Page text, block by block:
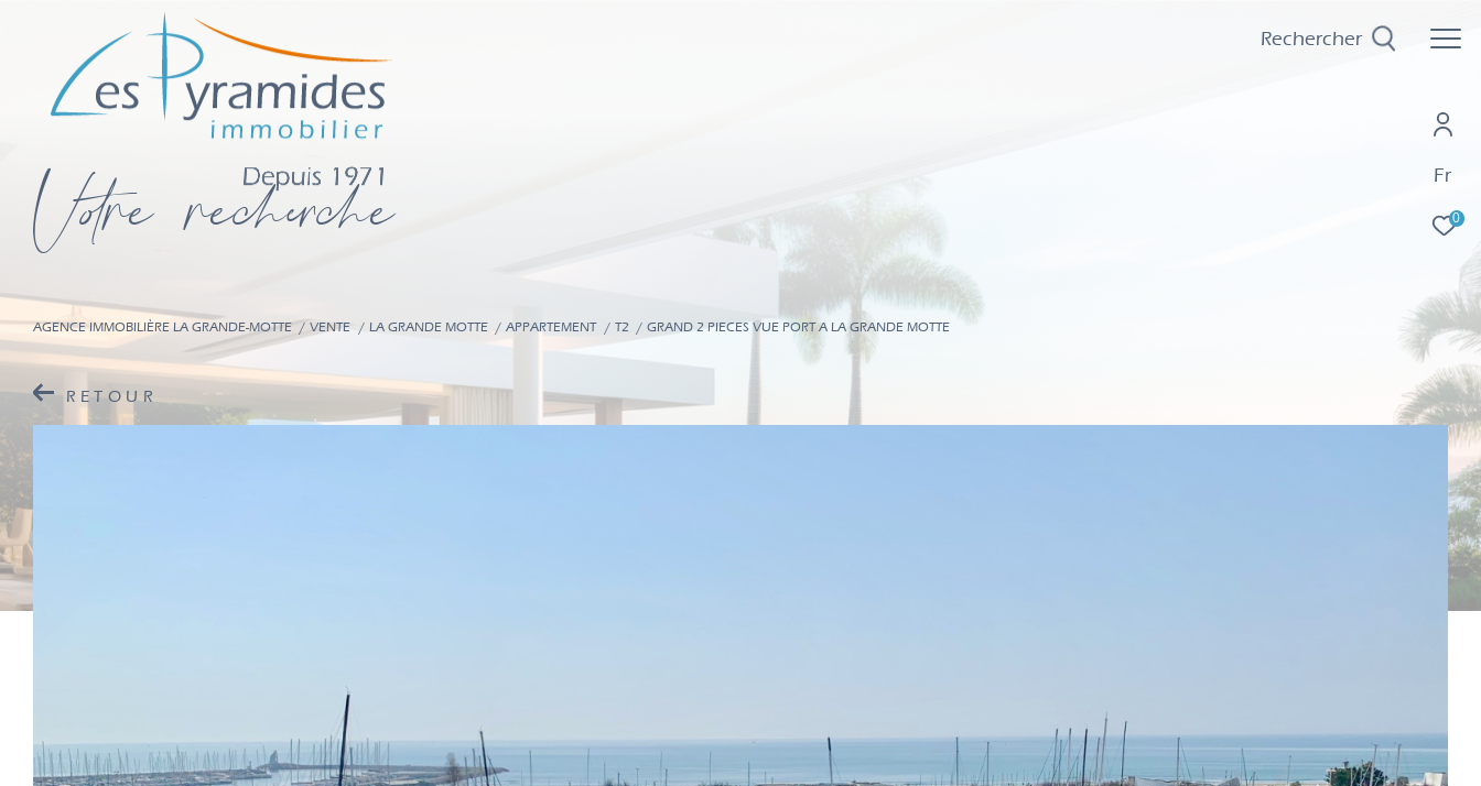
Fr
0
Rechercher
Vore recece
AGENCE IMMOBILIÈRE LA GRANDE-MOTTE VENTE LA GRANDE MOTTE APPARTEMENT T2 GRAND 2 PIECES VUE PORT A LA GRANDE MOTTE
RETOUR